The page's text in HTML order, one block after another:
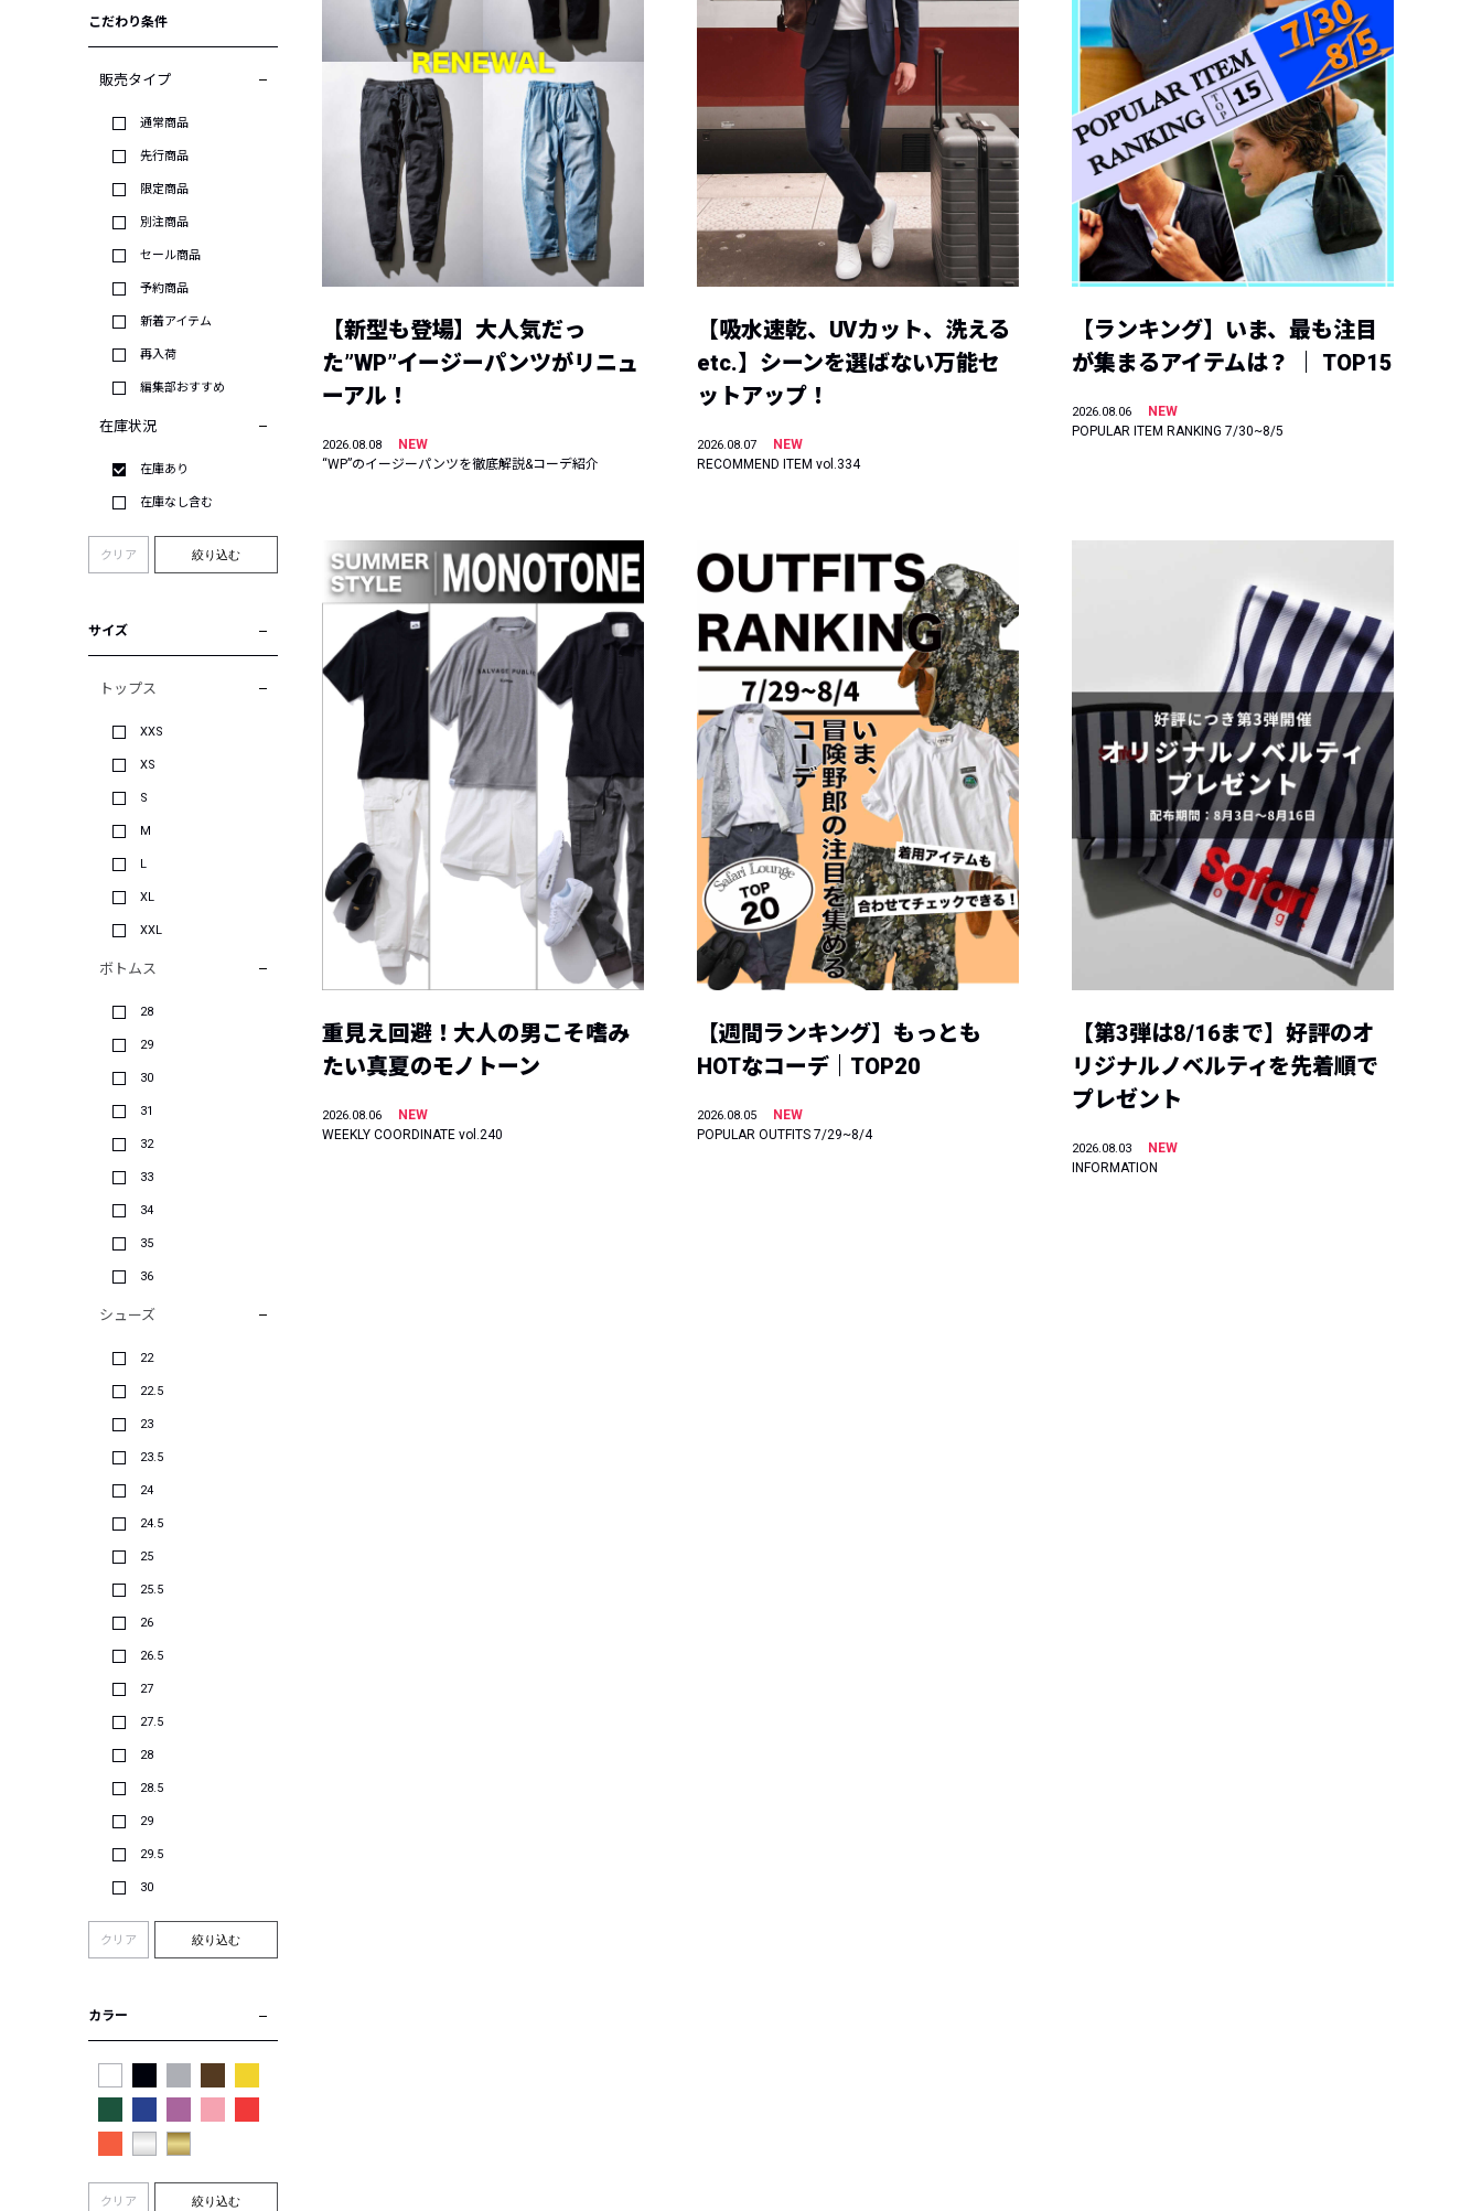
こだわり条件
販売タイプ
通常商品
先行商品
限定商品
別注商品
セール商品
予約商品
新着アイテム
再入荷
編集部おすすめ
在庫状況
在庫あり
在庫なし含む
クリア 絞り込む
サイズ
トップス
XXS
XS
S
M
L
XL
XXL
ボトムス
28
29
30
31
32
33
34
35
36
シューズ
22
22.5
23
23.5
24
24.5
25
25.5
26
26.5
27
27.5
28
28.5
29
29.5
30
クリア 絞り込む
カラー
クリア 絞り込む
【新型も登場】大人気だっ
た”WP”イージーパンツがリニュ
ーアル！
2026.08.08
NEW
“WP”のイージーパンツを徹底解説&コーデ紹介
【吸水速乾、UVカット、洗える
etc.】シーンを選ばない万能セ
ットアップ！
2026.08.07
NEW
RECOMMEND ITEM vol.334
【ランキング】いま、最も注目
が集まるアイテムは？ ｜ TOP15
2026.08.06
NEW
POPULAR ITEM RANKING 7/30~8/5
重見え回避！大人の男こそ嗜み
たい真夏のモノトーン
2026.08.06
NEW
WEEKLY COORDINATE vol.240
【週間ランキング】もっとも
HOTなコーデ｜TOP20
2026.08.05
NEW
POPULAR OUTFITS 7/29~8/4
【第3弾は8/16まで】好評のオ
リジナルノベルティを先着順で
プレゼント
2026.08.03
NEW
INFORMATION